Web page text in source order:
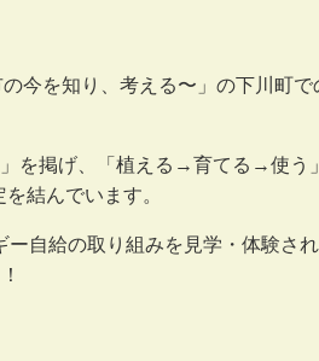
今を知り、考える〜」の下川町
」を掲げ、「植える→育てる→使う
結んでいます。
自給の取り組みを見学・体験さ